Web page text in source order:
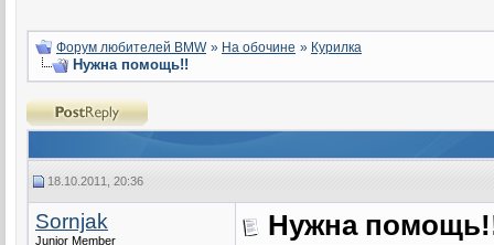
Форум любителей BMW » На обочине » Курилка
Нужна помощь!!
18.10.2011, 20:36
Sornjak
Junior Member Нужна